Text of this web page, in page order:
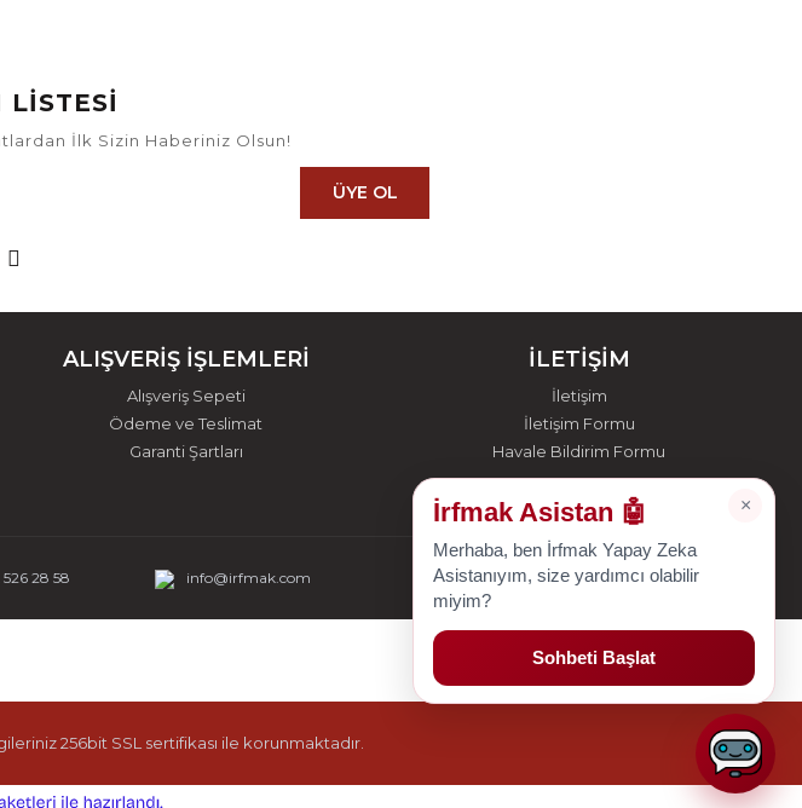
LİSTESİ
İlk Sizin Haberiniz Olsun!
ÜYE OL
ALIŞVERİŞ İŞLEMLERİ
Alışveriş Sepeti
Ödeme ve Teslimat
Garanti Şartları
İLETİŞİM
İletişim
İletişim Formu
Havale Bildirim Formu
526 28 58 info@irfmak.com
256bit SSL sertifikası ile korunmaktadır.
e-
×
İrfmak Asistan 🤖
Merhaba, ben İrfmak Yapay Zeka
Asistanıyım, size yardımcı olabilir
miyim?
Sohbeti Başlat